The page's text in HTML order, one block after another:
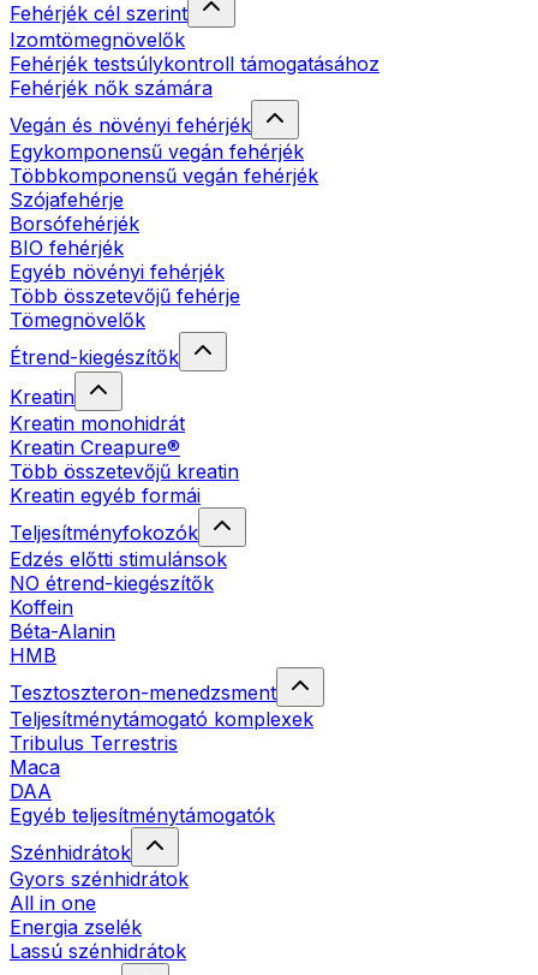
Fehérjék cél szerint
Izomtömegnövelők
Fehérjék testsúlykontroll támogatásához
Fehérjék nők számára
Vegán és növényi fehérjék
Egykomponensű vegán fehérjék
Többkomponensű vegán fehérjék
Szójafehérje
Borsófehérjék
BIO fehérjék
Egyéb növényi fehérjék
Több összetevőjű fehérje
Tömegnövelők
Étrend-kiegészítők
Kreatin
Kreatin monohidrát
Kreatin Creapure®
Több összetevőjű kreatin
Kreatin egyéb formái
Teljesítményfokozók
Edzés előtti stimulánsok
NO étrend-kiegészítők
Koffein
Béta-Alanin
HMB
Tesztoszteron-menedzsment
Teljesítménytámogató komplexek
Tribulus Terrestris
Maca
DAA
Egyéb teljesítménytámogatók
Szénhidrátok
Gyors szénhidrátok
All in one
Energia zselék
Lassú szénhidrátok